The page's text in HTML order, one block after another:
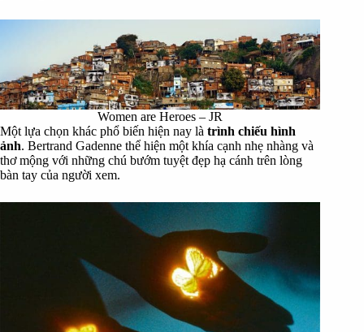
Women are Heroes – JR
Một lựa chọn khác phổ biến hiện nay là trình chiếu hình
ảnh. Bertrand Gadenne thể hiện một khía cạnh nhẹ nhàng và
thơ mộng với những chú bướm tuyệt đẹp hạ cánh trên lòng
bàn tay của người xem.